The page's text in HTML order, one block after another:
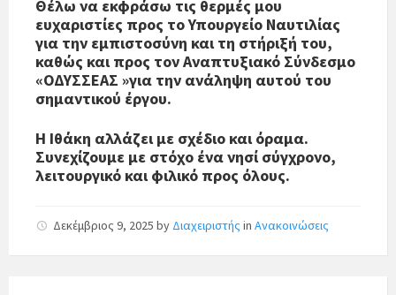
Θέλω να εκφράσω τις θερμές μου
ευχαριστίες προς το Υπουργείο Ναυτιλίας
για την εμπιστοσύνη και τη στήριξή του,
καθώς και προς τον Αναπτυξιακό Σύνδεσμο
«ΟΔΥΣΣΕΑΣ »για την ανάληψη αυτού του
σημαντικού έργου.
Η Ιθάκη αλλάζει με σχέδιο και όραμα.
Συνεχίζουμε με στόχο ένα νησί σύγχρονο,
λειτουργικό και φιλικό προς όλους.
Δεκέμβριος 9, 2025 by Διαχειριστής in Ανακοινώσεις